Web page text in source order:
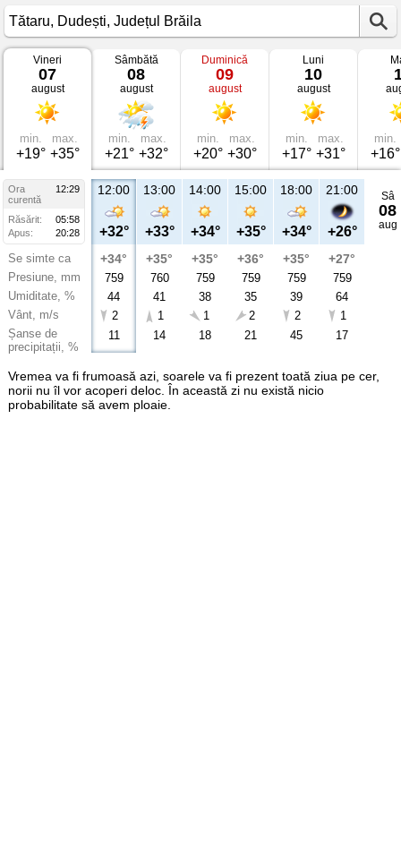
Vremea
Tătaru
Dudești,
Județul
Brăila
Vineri
07
august
min.
+19°
max.
+35°
Sâmbătă
08
august
min.
+21°
max.
+32°
Duminică
09
august
min.
+20°
max.
+30°
Luni
10
august
min.
+17°
max.
+31°
min.
+16°
Ora
12:29
curentă
Răsărit:
05:58
Apus:
20:28
Se simte ca
Presiune, mm
Umiditate, %
Vânt, m/s
Șanse de
precipitații, %
12:00
+32°
+34°
759
44
2
11
13:00
+33°
+35°
760
41
1
14
14:00
+34°
+35°
759
38
1
18
15:00
+35°
+36°
759
35
2
21
18:00
+34°
+35°
759
39
2
45
21:00
+26°
+27°
759
64
1
17
Sâ
08
aug
Vremea va fi frumoasă azi, soarele va fi prezent toată ziua pe cer,
norii nu îl vor acoperi deloc. În această zi nu există nicio
probabilitate să avem ploaie.